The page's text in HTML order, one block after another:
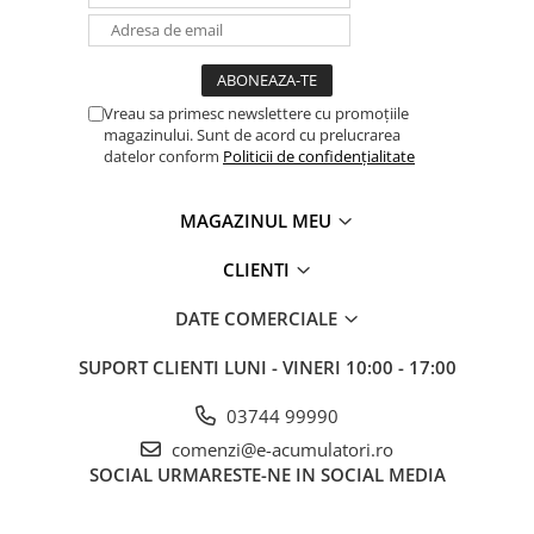
Tensiune de iesire nominala: 230 V ± 1%
Putere nominala de iesire / activ: 2000 VA / 1800 W
Distorsiune armonica totala a tensiunii de iesire pe sarcina
Distorsiune armonica totala a tensiunii de iesire la non-linear
evaluat sarcina, PF = 0,7: <4%
Frecventa de iesire nominala: 50 Hz sau 60 Hz +/- 0,1%
Capacitate de suprasarcina:
• timp de cel putin 10 secunde 121 ÷ 150%
• Transfer instant pentru a ocoli> 151%
Tip de baterie: plumb-acid sigilate, nu necesita intretinere
Capacitate unitara: 7 Ah (12V)
Baterie de tensiune Modul: 48 Vdc
Vreau sa primesc newslettere cu promoțiile
magazinului. Sunt de acord cu prelucrarea
datelor conform Politicii de confidențialitate
MAGAZINUL MEU
CLIENTI
DATE COMERCIALE
SUPORT CLIENTI LUNI - VINERI 10:00 - 17:00
03744 99990
comenzi@e-acumulatori.ro
SOCIAL URMARESTE-NE IN SOCIAL MEDIA